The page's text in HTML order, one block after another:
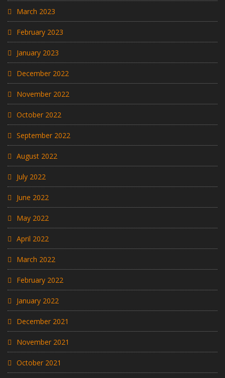
March 2023
February 2023
January 2023
December 2022
November 2022
October 2022
September 2022
August 2022
July 2022
June 2022
May 2022
April 2022
March 2022
February 2022
January 2022
December 2021
November 2021
October 2021